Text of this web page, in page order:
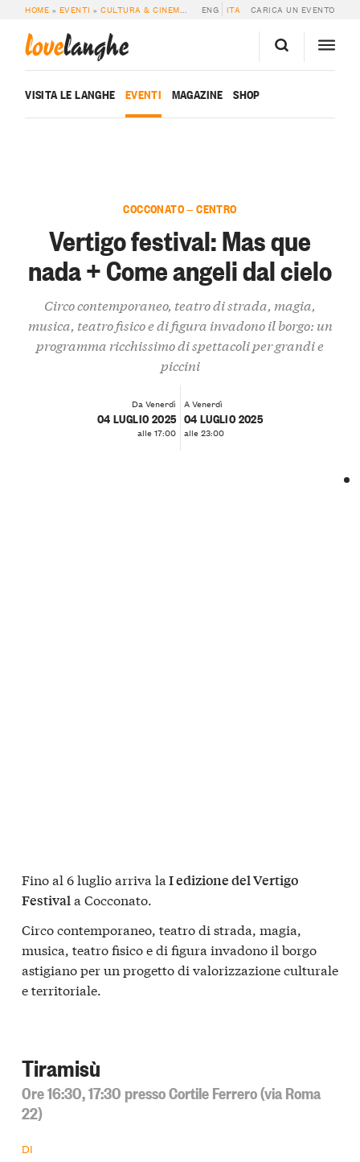
HOME » EVENTI »CULTURA & CINEMA » VERTIGO FESTIVAL: MAS QUE NADA
ENG ITA CARICA UN EVENTO
lovelanghe
VISITA LE LANGHE EVENTI MAGAZINE SHOP
COCCONATO — CENTRO
Vertigo festival: Mas que
nada + Come angeli dal cielo
Circo contemporaneo, teatro di strada, magia,
musica, teatro fisico e di figura invadono il borgo: un
programma ricchissimo di spettacoli per grandi e
piccini
Da Venerdì
04 LUGLIO 2025
alle 17:00
A Venerdì
04 LUGLIO 2025
alle 23:00
Fino al 6 luglio arriva la I edizione del Vertigo
Festivala Cocconato.
Circo contemporaneo, teatro di strada, magia,
musica, teatro fisico e di figura invadono il borgo
astigiano per un progetto di valorizzazione culturale
e territoriale.
Tiramisù
Ore 16:30, 17:30 presso Cortile Ferrero (via Roma
22)
DI